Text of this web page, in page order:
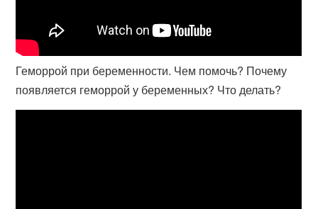
Геморрой при беременности. Чем помочь? Почему
появляется геморрой у беременных? Что делать?